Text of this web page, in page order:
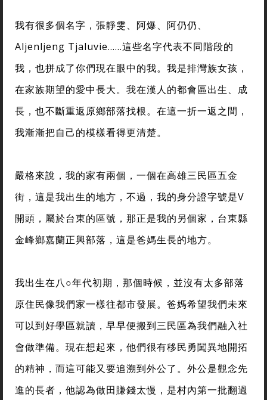
我有很多個名字，張靜雯、阿爆、阿仍仍、
Aljenljeng Tjaluvie……這些名字代表不同階段的
我，也拼成了你們現在眼中的我。我是排灣族女孩，
在家族期望的愛中長大。我在漢人的都會區出生、成
長，也不斷重返原鄉部落找根。在這一折一返之間，
我漸漸把自己的模樣看得更清楚。
嚴格來說，我的家有兩個，一個在高雄三民區五金
街，這是我出生的地方，不過，我的身分證字號是V
開頭，屬於台東的區號，那正是我的另個家，台東縣
金峰鄉嘉蘭正興部落，這是爸媽生長的地方。
我出生在八○年代初期，那個時候，並沒有太多部落
原住民像我們家一樣往都市發展。爸媽希望我們未來
可以到好學區就讀，早早便搬到三民區為我們融入社
會做準備。現在想起來，他們很有移民勇闖異地開拓
的精神，而這可能又要追溯到外公了。外公是觀念先
進的長者，他認為做田賺錢太慢，是村內第一批翻過